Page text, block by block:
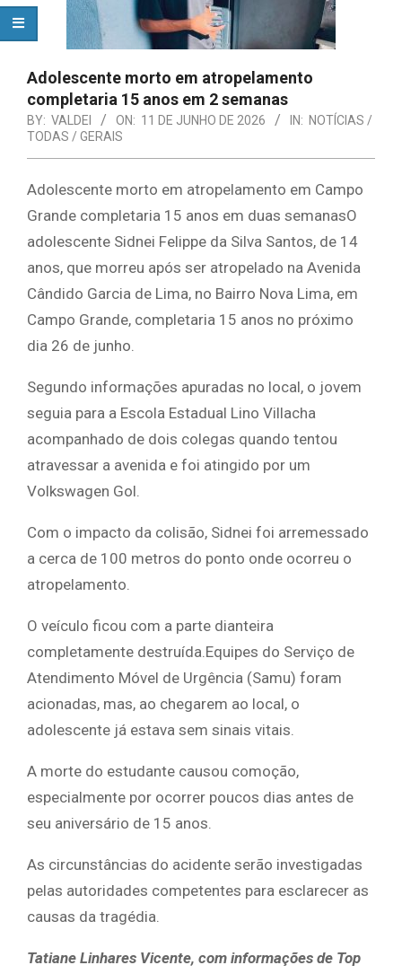
Adolescente morto em atropelamento
completaria 15 anos em 2 semanas
BY: VALDEI ON: 11 DE JUNHO DE 2026 IN: NOTÍCIAS /
TODAS / GERAIS
Adolescente morto em atropelamento em Campo
Grande completaria 15 anos em duas semanasO
adolescente Sidnei Felippe da Silva Santos, de 14
anos, que morreu após ser atropelado na Avenida
Cândido Garcia de Lima, no Bairro Nova Lima, em
Campo Grande, completaria 15 anos no próximo
dia 26 de junho.
Segundo informações apuradas no local, o jovem
seguia para a Escola Estadual Lino Villacha
acompanhado de dois colegas quando tentou
atravessar a avenida e foi atingido por um
Volkswagen Gol.
Com o impacto da colisão, Sidnei foi arremessado
a cerca de 100 metros do ponto onde ocorreu o
atropelamento.
O veículo ficou com a parte dianteira
completamente destruída.Equipes do Serviço de
Atendimento Móvel de Urgência (Samu) foram
acionadas, mas, ao chegarem ao local, o
adolescente já estava sem sinais vitais.
A morte do estudante causou comoção,
especialmente por ocorrer poucos dias antes de
seu aniversário de 15 anos.
As circunstâncias do acidente serão investigadas
pelas autoridades competentes para esclarecer as
causas da tragédia.
Tatiane Linhares Vicente, com informações de Top